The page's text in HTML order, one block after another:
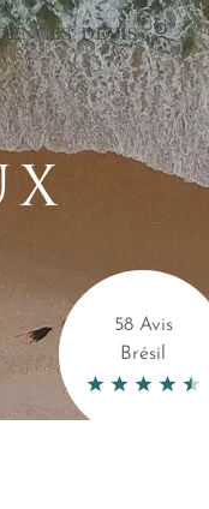
DEVIS
58 Avis
Brésil